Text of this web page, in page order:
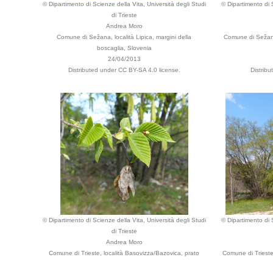
© Dipartimento di Scienze della Vita, Università degli Studi
di Trieste
Andrea Moro
Comune di Sežana, località Lipica, margini della
boscaglia, Slovenia
24/04/2013
Distributed under CC BY-SA 4.0 license.
© Dipartimento di
Comune di
© Dipartimento di Scienze della Vita, Università degli Studi
di Trieste
Andrea Moro
Comune di Trieste, località Basovizza/Bazovica, prato
© Dipartimento di
Comune di